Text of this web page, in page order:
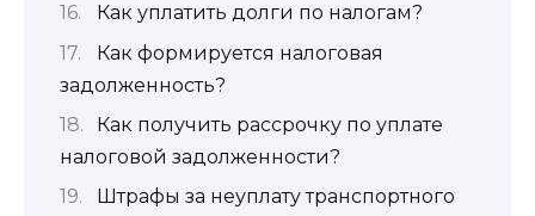
Как уплатить долги по налогам?
Как формируется налоговая
задолженность?
Как получить рассрочку по уплате
налоговой задолженности?
Штрафы за неуплату транспортного